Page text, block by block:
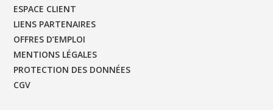
ESPACE CLIENT
LIENS PARTENAIRES
OFFRES D’EMPLOI
MENTIONS LÉGALES
PROTECTION DES DONNÉES
CGV